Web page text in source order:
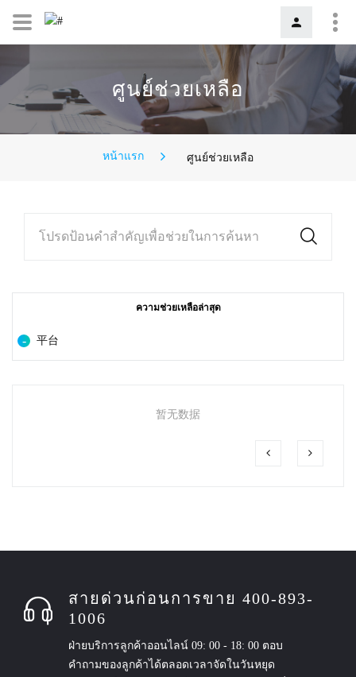
ศูนย์ช่วยเหลือ
หน้าแรก ศูนย์ช่วยเหลือ
โปรดป้อนคำสำคัญเพื่อช่วยในการค้นหา
ความช่วยเหลือล่าสุด
平台
暂无数据
สายด่วนก่อนการขาย 400-893-
1006
ฝ่ายบริการลูกค้าออนไลน์ 09: 00 - 18: 00 ตอบ
คำถามของลูกค้าได้ตลอดเวลาจัดในวันหยุด